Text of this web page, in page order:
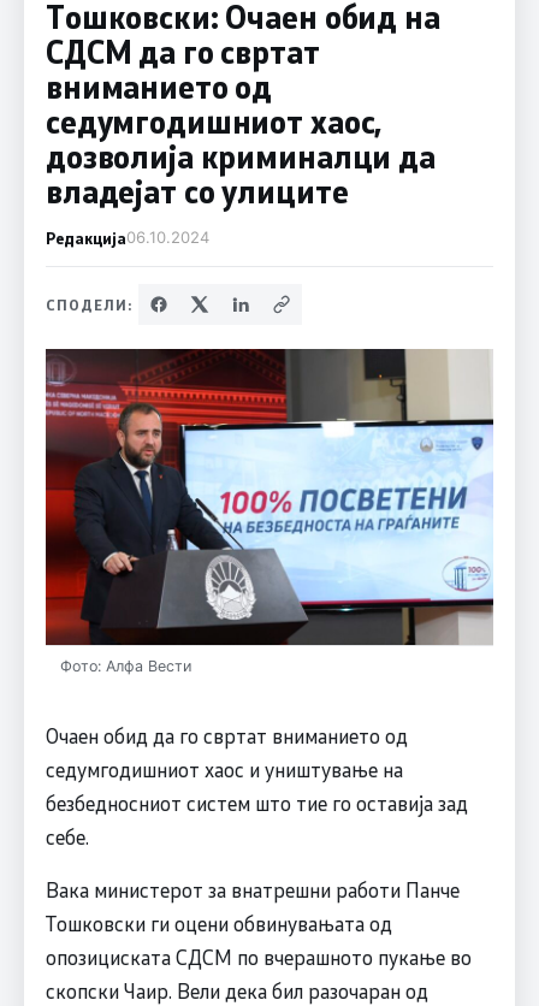
Тошковски: Очаен обид на
СДСМ да го свртат
вниманието од
седумгодишниот хаос,
дозволија криминалци да
владејат со улиците
Редакција06.10.2024
СПОДЕЛИ:
Фото: Алфа Вести
Очаен обид да го свртат вниманието од
седумгодишниот хаос и уништување на
безбедносниот систем што тие го оставија зад
себе.
Вака министерот за внатрешни работи Панче
Тошковски ги оцени обвинувањата од
опозициската СДСМ по вчерашното пукање во
скопски Чаир. Вели дека бил разочаран од